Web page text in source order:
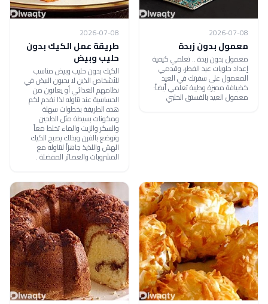
2026-07-08
معمول بدون زبدة
معمول بدون زبدة .. تعلمي كيفية
إعداد حلويات عيد الفطر، وقدمي
المعمول على سفرتك في العيد
كضيافة مميزة وطيبة تعلمي أيضاً:
معمول العيد بالفستق الحلبي
2026-07-08
طريقة عمل الكيك بدون
حليب وبيض
الكيك بدون حليب وبيض مناسب
للأشخاص الذين لا يحبون البيض في
نظامهم الغذائي أو يعانون من
الحساسية عند تناوله لذا نقدم لكم
هذه الطريقة بخطوات سهلة
ومكونات بسيطة مثل الطحين
والسكر والزيت والماء تخلط معاً
وتوضع بالفرن وبذلك يصبح الكيك
الهش واللذيذ جاهزاً لتناوله مع
المشروبات والعصائر المفضلة .